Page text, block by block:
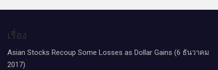
เรื่อง
Asian Stocks Recoup Some Losses as Dollar Gains (6 ธันวาคม
2017)